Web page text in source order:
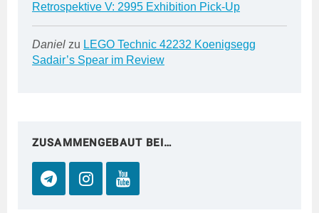
Retrospektive V: 2995 Exhibition Pick-Up
Daniel zu LEGO Technic 42232 Koenigsegg
Sadair’s Spear im Review
ZUSAMMENGEBAUT BEI…